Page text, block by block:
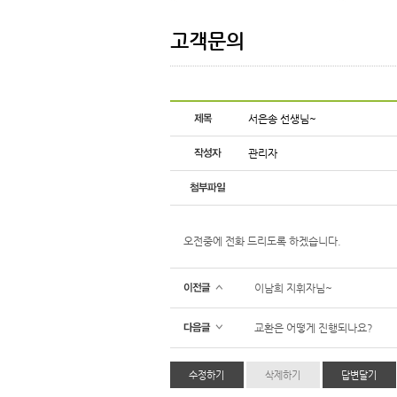
고객문의
서은송 선생님~
관리자
오전중에 전화 드리도록 하겠습니다.
이남희 지휘자님~
교환은 어떻게 진행되나요?